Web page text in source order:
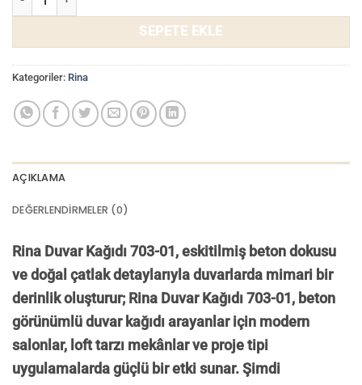
SEPETE EKLE
Kategoriler: Rina
AÇIKLAMA
DEĞERLENDIRMELER (0)
Rina Duvar Kağıdı 703-01, eskitilmiş beton dokusu
ve doğal çatlak detaylarıyla duvarlarda mimari bir
derinlik oluşturur; Rina Duvar Kağıdı 703-01, beton
görünümlü duvar kağıdı arayanlar için modern
salonlar, loft tarzı mekânlar ve proje tipi
uygulamalarda güçlü bir etki sunar. Şimdi